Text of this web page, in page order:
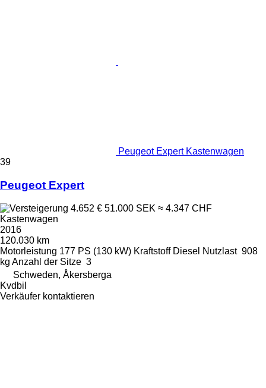
Peugeot Expert Kastenwagen
39
Peugeot Expert
4.652 € 51.000 SEK ≈ 4.347 CHF
Kastenwagen
2016
120.030 km
Motorleistung 177 PS (130 kW) Kraftstoff Diesel Nutzlast 908
kg Anzahl der Sitze 3
Schweden, Åkersberga
Kvdbil
Verkäufer kontaktieren